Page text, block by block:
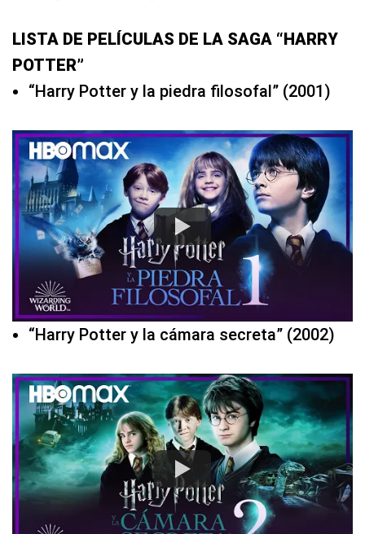
LISTA DE PELÍCULAS DE LA SAGA “HARRY
POTTER”
“Harry Potter y la piedra filosofal” (2001)
“Harry Potter y la cámara secreta” (2002)